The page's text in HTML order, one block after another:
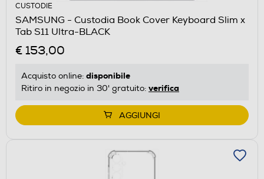
CUSTODIE
SAMSUNG - Custodia Book Cover Keyboard Slim x
Tab S11 Ultra-BLACK
€ 153,00
Acquisto online: disponibile
Ritiro in negozio in 30' gratuito: verifica
AGGIUNGI